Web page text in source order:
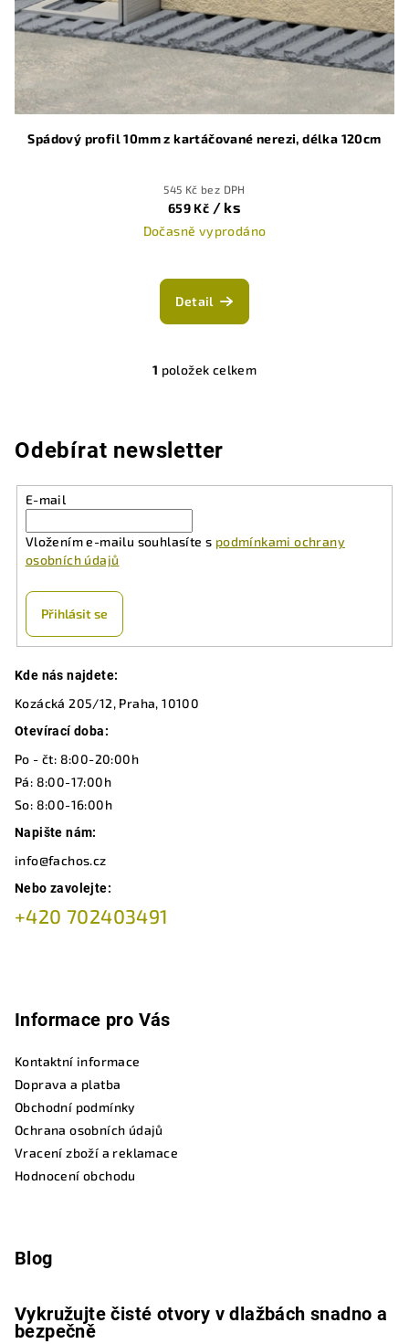
o
d
u
k
Spádový profil 10mm z kartáčované nerezi, délka 120cm
545 Kč bez DPH
659 Kč / ks
Dočasně vyprodáno
Detail
O
á
d
a
p
v
1 položek celkem
Odebírat newsletter
E-mail
Vložením e-mailu souhlasíte s podmínkami ochrany
osobních údajů
Přihlásit se
Kde nás najdete:
Kozácká 205/12, Praha, 10100
Otevírací doba:
Po - čt: 8:00-20:00h
Pá: 8:00-17:00h
So: 8:00-16:00h
Napište nám:
info@fachos.cz
Nebo zavolejte:
+420 702403491
Informace pro Vás
Kontaktní informace
Doprava a platba
Obchodní podmínky
Ochrana osobních údajů
Vracení zboží a reklamace
Hodnocení obchodu
Blog
Vykružujte čisté otvory v dlažbách snadno a
bezpečně